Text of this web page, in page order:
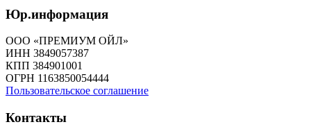
Юр.информация
ООО «ПРЕМИУМ ОЙЛ»
ИНН 3849057387
КПП 384901001
ОГРН 1163850054444
Пользовательское соглашение
Контакты